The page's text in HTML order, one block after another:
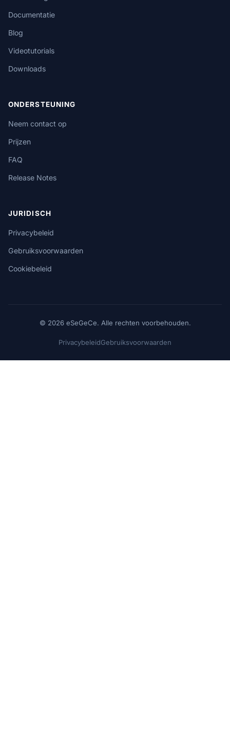
Documentatie
Blog
Videotutorials
Downloads
ONDERSTEUNING
Neem contact op
Prijzen
FAQ
Release Notes
JURIDISCH
Privacybeleid
Gebruiksvoorwaarden
Cookiebeleid
© 2026 eSeGeCe. Alle rechten voorbehouden.
PrivacybeleidGebruiksvoorwaarden